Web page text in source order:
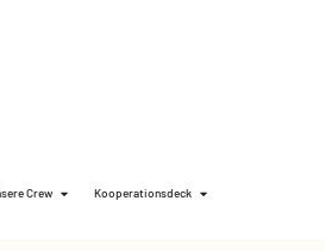
Crew Kooperationsdeck